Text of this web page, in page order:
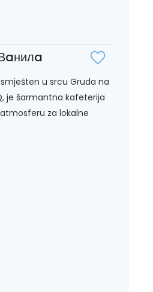
u srcu Gruda na
je šarmantna kafeterija
za lokalne